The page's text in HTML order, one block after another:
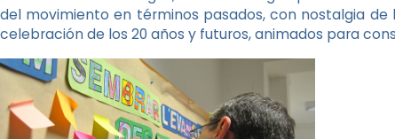
del movimiento en términos pasados, con nostalgia
celebración de los 20 años y futuros, animados para